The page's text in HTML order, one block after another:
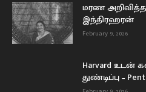
மரண
இந்திரஹரன்
February 9, 2026
Harvard உடன்
துண்டிப்பு –